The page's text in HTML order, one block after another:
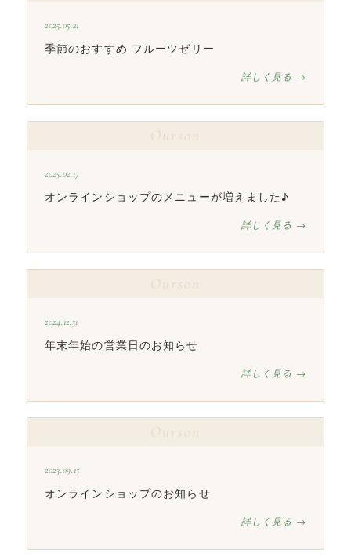
2025.05.21
季節のおすすめ フルーツゼリー
詳しく見る →
Ourson
2025.02.17
オンラインショップのメニューが増えました♪
詳しく見る →
Ourson
2024.12.31
年末年始の営業日のお知らせ
詳しく見る →
Ourson
2023.09.15
オンラインショップのお知らせ
詳しく見る →